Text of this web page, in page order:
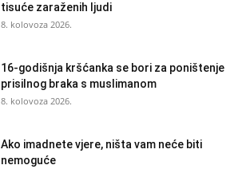
tisuće zaraženih ljudi
8. kolovoza 2026.
16-godišnja kršćanka se bori za poništenje
prisilnog braka s muslimanom
8. kolovoza 2026.
Ako imadnete vjere, ništa vam neće biti
nemoguće